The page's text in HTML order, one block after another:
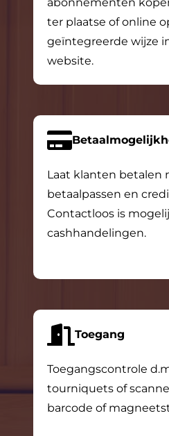
ter plaatse of online
geïntegreerde wijze
website.
Laat klanten betalen
betaalpassen en
Contactloos is
cashhandelingen.
Toegang
Toegangscontrole
tourniquets of
barcode of